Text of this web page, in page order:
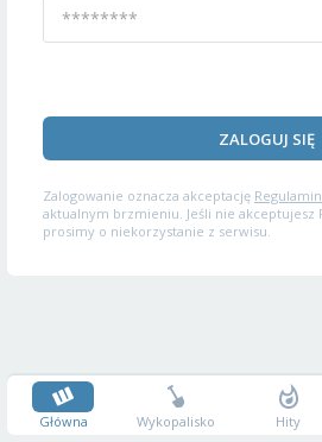
ZALOGUJ SIĘ
Zalogowanie oznacza akceptację
aktualnym brzmieniu. Jeśli nie akceptujesz
prosimy o niekorzystanie z serwisu.
Główna Wykopalisko Hity